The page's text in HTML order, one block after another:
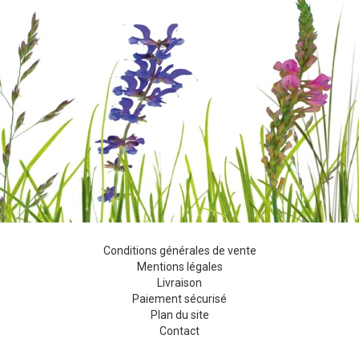
Conditions générales de vente
Mentions légales
Livraison
Paiement sécurisé
Plan du site
Contact